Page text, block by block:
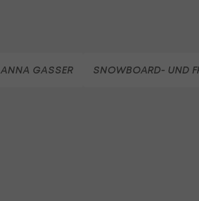
ANNA GASSER SNOWBOARD- UND